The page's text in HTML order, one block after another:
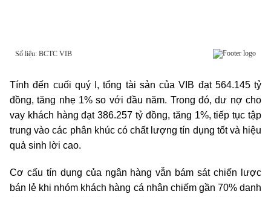
Tính đến cuối quý I, tổng tài sản của VIB đạt 564.145 tỷ
đồng, tăng nhẹ 1% so với đầu năm. Trong đó, dư nợ cho
vay khách hàng đạt 386.257 tỷ đồng, tăng 1%, tiếp tục tập
trung vào các phân khúc có chất lượng tín dụng tốt và hiệu
quả sinh lời cao.
Cơ cấu tín dụng của ngân hàng vẫn bám sát chiến lược
bán lẻ khi nhóm khách hàng cá nhân chiếm gần 70% danh